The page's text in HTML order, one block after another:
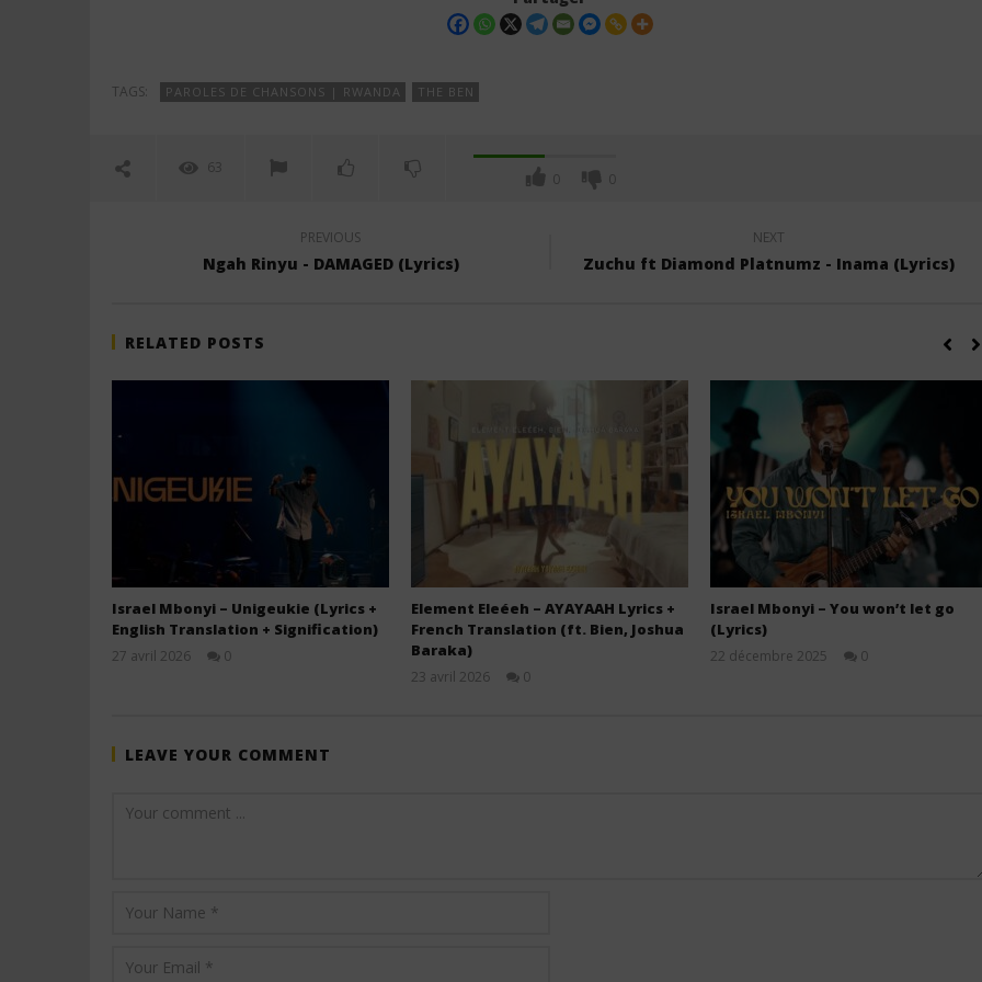
TAGS: PAROLES DE CHANSONS | RWANDA THE BEN
63
0 0
PREVIOUS
Ngah Rinyu - DAMAGED (Lyrics)
NEXT
Zuchu ft Diamond Platnumz - Inama (Lyrics)
RELATED POSTS
Israel Mbonyi – Unigeukie (Lyrics +
English Translation + Signification)
27 avril 2026
0
Element Eleéeh – AYAYAAH Lyrics +
French Translation (ft. Bien, Joshua
Baraka)
23 avril 2026
0
Israel Mbonyi – You won’t let go
(Lyrics)
22 décembre 2025
0
LEAVE YOUR COMMENT